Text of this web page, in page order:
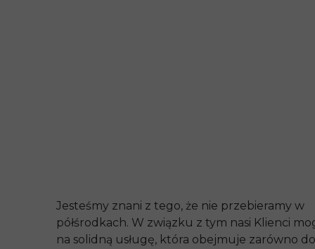
Jesteśmy znani z tego, że nie przebieramy w
półśrodkach. W związku z tym nasi Klienci
na solidną usługę, która obejmuje zarówno